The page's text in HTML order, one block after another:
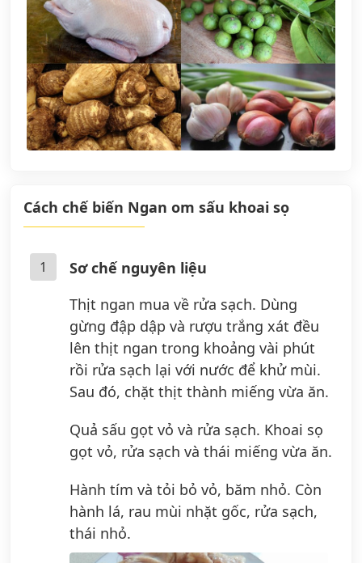
Cách chế biến Ngan om sấu khoai sọ
1
Sơ chế nguyên liệu
Thịt ngan mua về rửa sạch. Dùng
gừng đập dập và rượu trắng xát đều
lên thịt ngan trong khoảng vài phút
rồi rửa sạch lại với nước để khử mùi.
Sau đó, chặt thịt thành miếng vừa ăn.
Quả sấu gọt vỏ và rửa sạch. Khoai sọ
gọt vỏ, rửa sạch và thái miếng vừa ăn.
Hành tím và tỏi bỏ vỏ, băm nhỏ. Còn
hành lá, rau mùi nhặt gốc, rửa sạch,
thái nhỏ.